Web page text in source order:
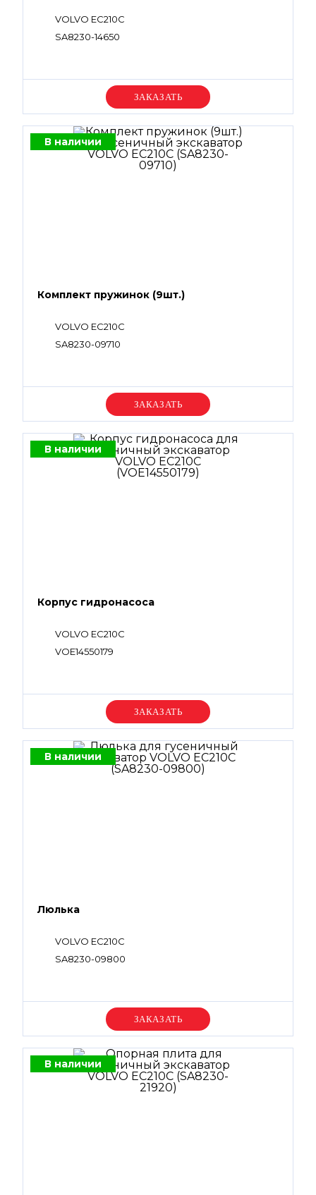
VOLVO EC210C
SA8230-14650
Уточняйте цену
В наличии
Комплект пружинок (9шт.)
VOLVO EC210C
SA8230-09710
Уточняйте цену
В наличии
Корпус гидронасоса
VOLVO EC210C
VOE14550179
Уточняйте цену
В наличии
Люлька
VOLVO EC210C
SA8230-09800
Уточняйте цену
В наличии